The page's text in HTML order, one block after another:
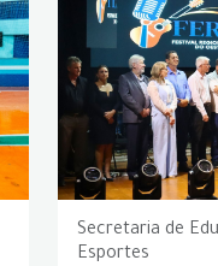
Secretaria de
Esportes